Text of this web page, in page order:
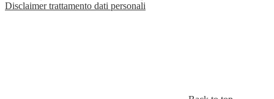
Disclaimer trattamento dati personali